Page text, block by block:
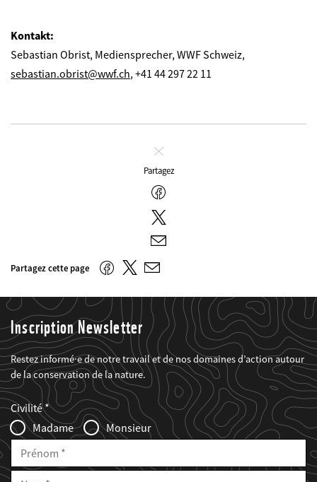
Kontakt:
Sebastian Obrist, Mediensprecher, WWF Schweiz,
sebastian.obrist@wwf.ch, +41 44 297 22 11
Fermer
Partagez
Facebook
Twitter
E-
mail
Partagez cette page FacebookTwitter
E-
Inscription Newsletter
Restez informé·e de notre travail et de nos domaines d’action autour
de la conservation de la nature.
Web2Case
Infofelder
Fieldset
anrede_name
Civilité
Madame
Monsieur
Prénom